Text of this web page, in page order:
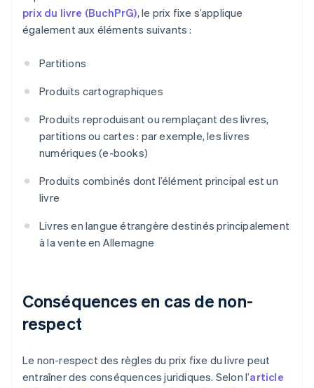
prix du livre (BuchPrG), le prix fixe s’applique
également aux éléments suivants :
Partitions
Produits cartographiques
Produits reproduisant ou remplaçant des livres,
partitions ou cartes : par exemple, les livres
numériques (e-books)
Produits combinés dont l’élément principal est un
livre
Livres en langue étrangère destinés principalement
à la vente en Allemagne
Conséquences en cas de non-
respect
Le non-respect des règles du prix fixe du livre peut
entraîner des conséquences juridiques. Selon l’article